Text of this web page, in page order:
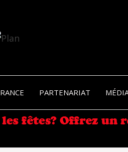
PARTENARIAT